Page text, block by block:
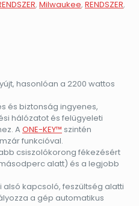
, Milwaukee, RENDSZER,
hasonlóan a 2200 wattos
és biztonság ingyenes,
hálózatot és felügyeleti
A ONE-KEY™ szintén
funkcióval.
csiszolókorong fékezésért
alatt) és a legjobb
kapcsoló, feszültség alatti
a gép automatikus